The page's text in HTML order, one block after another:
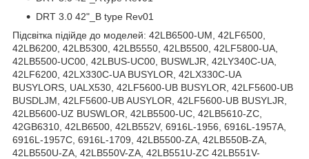
DRT 3.0 42"_B type Rev01
Підсвітка підійде до моделей: 42LB6500-UM, 42LF6500,
42LB6200, 42LB5300, 42LB5550, 42LB5500, 42LF5800-UA,
42LB5500-UC00, 42LBUS-UC00, BUSWLJR, 42LY340C-UA,
42LF6200, 42LX330C-UA BUSYLOR, 42LX330C-UA
BUSYLORS, UALX530, 42LF5600-UB BUSYLOR, 42LF5600-UB
BUSDLJM, 42LF5600-UB AUSYLOR, 42LF5600-UB BUSYLJR,
42LB5600-UZ BUSWLOR, 42LB5500-UC, 42LB5610-ZC,
42GB6310, 42LB6500, 42LB552V, 6916L-1956, 6916L-1957A,
6916L-1957C, 6916L-1709, 42LB5500-ZA, 42LB550B-ZA,
42LB550U-ZA, 42LB550V-ZA, 42LB551U-ZC 42LB551V-